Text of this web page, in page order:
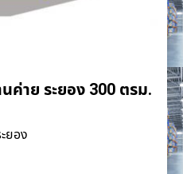
ค่าย ระยอง 300 ตรม.
ยอง